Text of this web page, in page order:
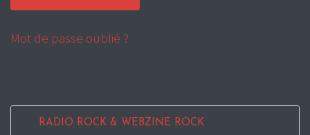
Mot de passe oublié ?
RADIO ROCK & WEBZINE ROCK